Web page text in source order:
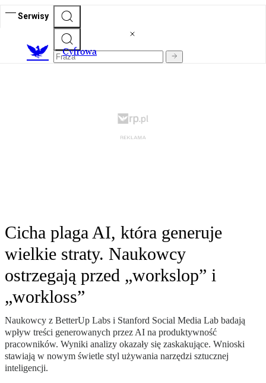
Serwisy
Cyfrowa
Cicha plaga AI, która generuje
wielkie straty. Naukowcy
ostrzegają przed „workslop” i
„workloss”
Naukowcy z BetterUp Labs i Stanford Social Media Lab badają
wpływ treści generowanych przez AI na produktywność
pracowników. Wyniki analizy okazały się zaskakujące. Wnioski
stawiają w nowym świetle styl używania narzędzi sztucznej
inteligencji.